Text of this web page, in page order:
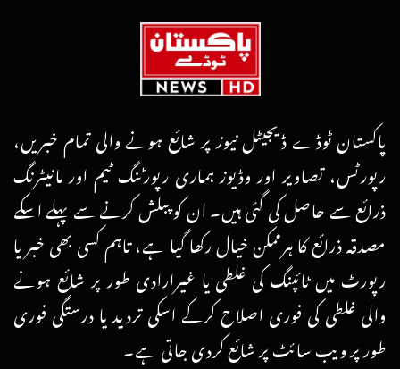
پاکستان ٹوڈے ڈیجیٹل نیوز پر شائع ہونے والی تمام خبریں،
رپورٹس، تصاویر اور وڈیوز ہماری رپورٹنگ ٹیم اور مانیٹرنگ
ذرائع سے حاصل کی گئی ہیں۔ ان کو پبلش کرنے سے پہلے اسکے
مصدقہ ذرائع کا ہرممکن خیال رکھا گیا ہے، تاہم کسی بھی خبر یا
رپورٹ میں ٹائپنگ کی غلطی یا غیرارادی طور پر شائع ہونے
والی غلطی کی فوری اصلاح کرکے اسکی تردید یا درستگی فوری
طور پر ویب سائٹ پر شائع کردی جاتی ہے۔